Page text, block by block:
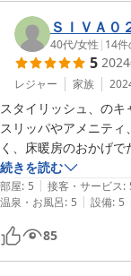
ＳＩＶＡ０
40代/女性 | 14件
5
レジャー 家族
スタイリッシュ、のキ
スリッパやアメニテ
く、床暖房のおかげ
非お伺いしたいと思い
続きを読む
部屋: 5 | 接客・サービス:
温泉・お風呂: 5 | 設備: 5
85